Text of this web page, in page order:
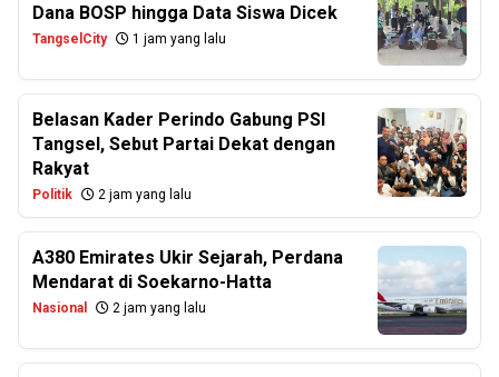
Dana BOSP hingga Data Siswa Dicek
TangselCity 1 jam yang lalu
Belasan Kader Perindo Gabung PSI
Tangsel, Sebut Partai Dekat dengan
Rakyat
Politik 2 jam yang lalu
A380 Emirates Ukir Sejarah, Perdana
Mendarat di Soekarno-Hatta
Nasional 2 jam yang lalu